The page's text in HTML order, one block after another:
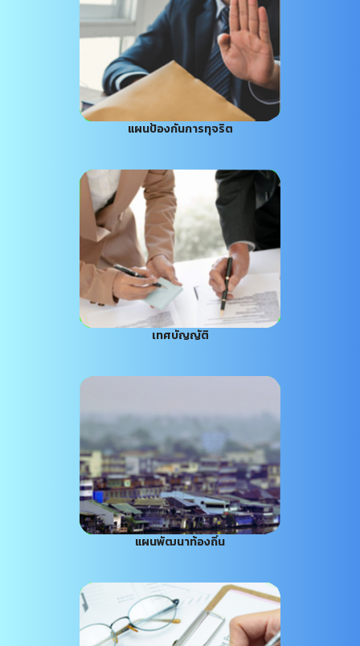
แผนป้องกันการทุจริต
เทศบัญญัติ
แผนพัฒนาท้องถิ่น